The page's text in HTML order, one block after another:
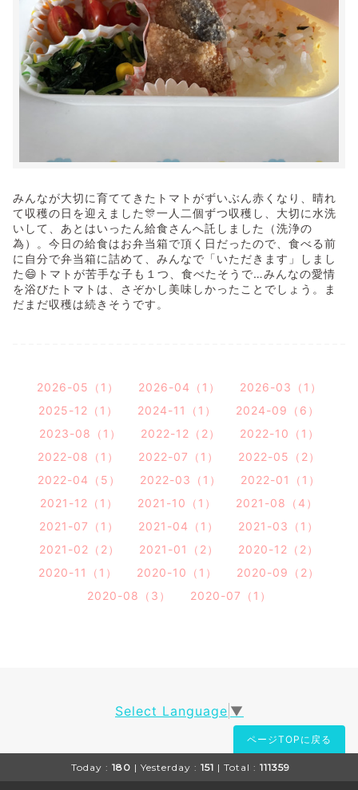
みんなが大切に育ててきたトマトがずいぶん赤くなり、晴れ
て収穫の日を迎えました🎊一人二個ずつ収穫し、大切に水洗
いして、あとはいったん給食さんへ託しました（洗浄の
為）。今日の給食はお弁当箱で頂く日だったので、食べる前
に自分で弁当箱に詰めて、みんなで「いただきます」しまし
た😄トマトが苦手な子も１つ、食べたそうで…みんなの愛情
を浴びたトマトは、さぞかし美味しかったことでしょう。ま
だまだ収穫は続きそうです。
2026-05（1） 2026-04（1）
2026-03（1）
2025-12（1）
2024-11（1）
2024-09（6）
2023-08（1）
2022-12（2）
2022-10（1）
2022-08（1）
2022-07（1）
2022-05（2）
2022-04（5）
2022-03（1）
2022-01（1）
2021-12（1）
2021-10（1）
2021-08（4）
2021-07（1）
2021-04（1）
2021-03（1）
2021-02（2）
2021-01（2）
2020-12（2）
2020-11（1）
2020-10（1）
2020-09（2）
2020-08（3）
2020-07（1）
Select Language ▼
ページTOPに戻る
Today : 180 | Yesterday : 151 | Total : 111359